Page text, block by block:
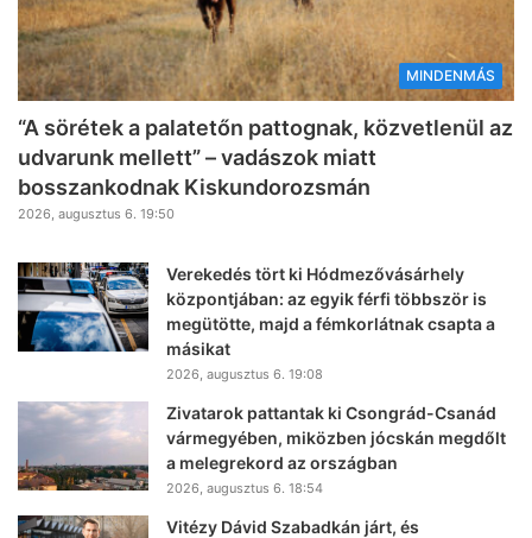
MINDENMÁS
“A sörétek a palatetőn pattognak, közvetlenül az
udvarunk mellett” – vadászok miatt
bosszankodnak Kiskundorozsmán
2026, augusztus 6. 19:50
Verekedés tört ki Hódmezővásárhely
központjában: az egyik férfi többször is
megütötte, majd a fémkorlátnak csapta a
másikat
2026, augusztus 6. 19:08
Zivatarok pattantak ki Csongrád-Csanád
vármegyében, miközben jócskán megdőlt
a melegrekord az országban
2026, augusztus 6. 18:54
Vitézy Dávid Szabadkán járt, és